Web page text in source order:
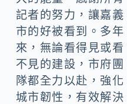
記者的努力，讓嘉義
市的好被看到。多年
來，無論看得見或看
不見的建設，市府團
隊都全力以赴，強化
城市韌性，有效解決